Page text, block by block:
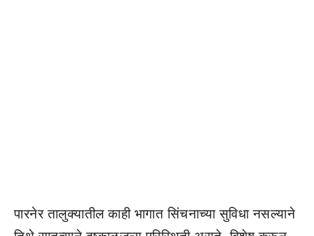
पारनेर तालुक्यातील काही भागात सिंचनाच्या सुविधा नसल्याने